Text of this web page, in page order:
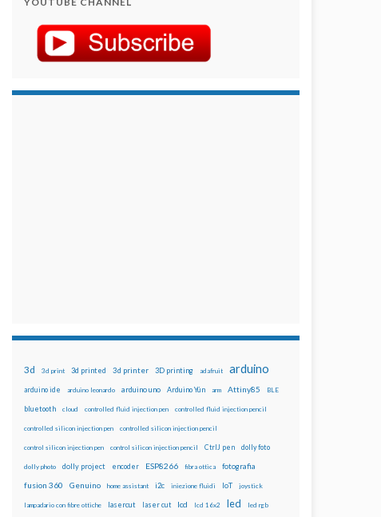
3d 3d print 3d printed 3d printer 3D printing adafruit arduino
arduino ide arduino leonardo arduino uno Arduino Yún arm Attiny85 BLE
bluetooth cloud controlled fluid injection pen controlled fluid injection pencil
controlled silicon injection pen controlled silicon injection pencil
control silicon injection pen control silicon injection pencil CtrlJ pen dolly foto
dolly photo dolly project encoder ESP8266 fibra ottica fotografia
fusion 360 Genuino home assistant i2c iniezione fluidi IoT joystick
lampadario con fibre ottiche lasercut laser cut lcd lcd 16x2 led led rgb